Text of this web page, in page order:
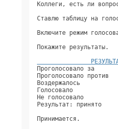
Коллеги, есть
Ставлю
Не